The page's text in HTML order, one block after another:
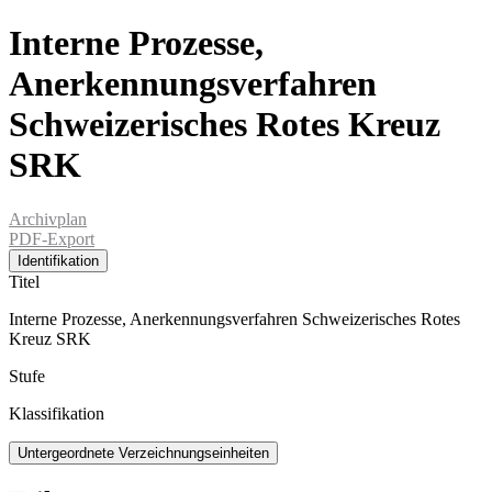
Interne Prozesse,
Anerkennungsverfahren
Schweizerisches Rotes Kreuz
SRK
Archivplan
PDF-Export
Identifikation
Titel
Interne Prozesse, Anerkennungsverfahren Schweizerisches Rotes
Kreuz SRK
Stufe
Klassifikation
Untergeordnete Verzeichnungseinheiten